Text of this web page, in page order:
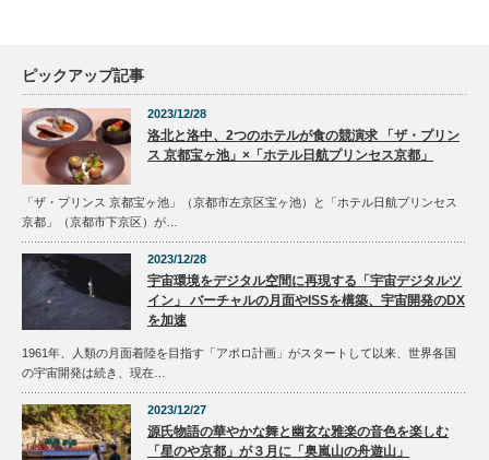
ピックアップ記事
2023/12/28
洛北と洛中、2つのホテルが食の競演求 「ザ・プリン
ス 京都宝ヶ池」×「ホテル日航プリンセス京都」
「ザ・プリンス 京都宝ヶ池」（京都市左京区宝ヶ池）と「ホテル日航プリンセス
京都」（京都市下京区）が…
2023/12/28
宇宙環境をデジタル空間に再現する「宇宙デジタルツ
イン」 バーチャルの月面やISSを構築、宇宙開発のDX
を加速
1961年、人類の月面着陸を目指す「アポロ計画」がスタートして以来、世界各国
の宇宙開発は続き、現在…
2023/12/27
源氏物語の華やかな舞と幽玄な雅楽の音色を楽しむ
「星のや京都」が３月に「奥嵐山の舟遊山」